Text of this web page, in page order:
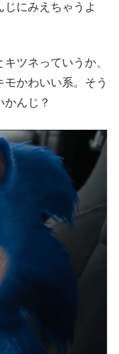
にみえちゃうよ
ツネっていうか、
かわいい系。そう
んじ？